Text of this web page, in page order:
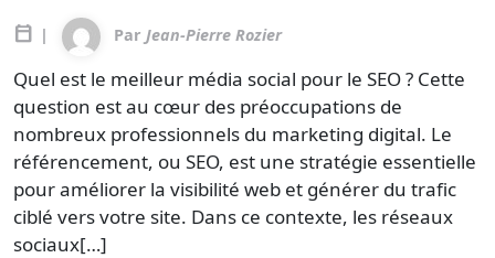
calendar_today | Par Jean-Pierre Rozier
Quel est le meilleur média social pour le SEO ? Cette
question est au cœur des préoccupations de
nombreux professionnels du marketing digital. Le
référencement, ou SEO, est une stratégie essentielle
pour améliorer la visibilité web et générer du trafic
ciblé vers votre site. Dans ce contexte, les réseaux
sociaux[…]